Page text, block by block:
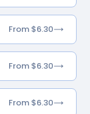
From $6.30
From $6.30
From $6.30